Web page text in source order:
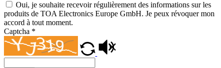
Oui, je souhaite recevoir régulièrement des informations sur les
produits de TOA Electronics Europe GmbH. Je peux révoquer mon
accord à tout moment.
Captcha *